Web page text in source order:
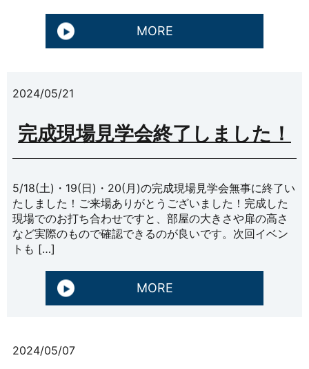
MORE
2024/05/21
完成現場見学会終了しました！
5/18(土)・19(日)・20(月)の完成現場見学会無事に終了い
たしました！ご来場ありがとうございました！完成した
現場でのお打ち合わせですと、部屋の大きさや扉の高さ
など実際のもので確認できるのが良いです。次回イベン
トも […]
MORE
2024/05/07